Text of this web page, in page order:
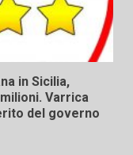
in Sicilia,
Varrica
del governo